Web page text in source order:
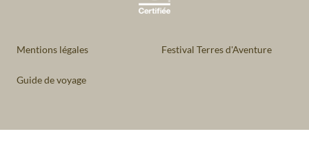
Mentions légales Festival Terres d'Aventure
Guide de voyage